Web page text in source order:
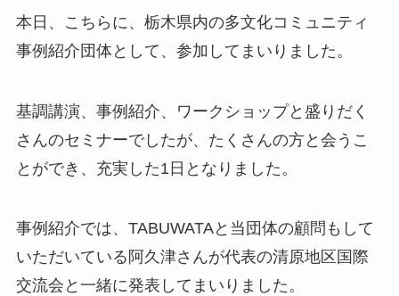
本日、こちらに、栃木県内の多文化コミュニティ
事例紹介団体として、参加してまいりました。
基調講演、事例紹介、ワークショップと盛りだく
さんのセミナーでしたが、たくさんの方と会うこ
とができ、充実した1日となりました。
事例紹介では、TABUWATAと当団体の顧問もして
いただいている阿久津さんが代表の清原地区国際
交流会と一緒に発表してまいりました。